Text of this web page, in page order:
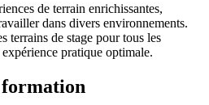
de terrain enrichissantes,
dans divers environnements.
terrains de stage pour tous les
pratique optimale.